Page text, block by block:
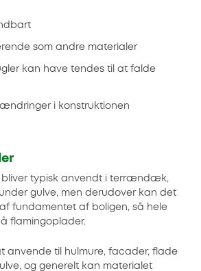
som andre materialer
kan have tendes til at falde
ændringer i konstruktionen
bliver typisk anvendt i terrændæk,
gulve, men derudover kan det
fundamentet af boligen, så hele
flamingoplader.
anvende til hulmure, facader, flade
og generelt kan materialet